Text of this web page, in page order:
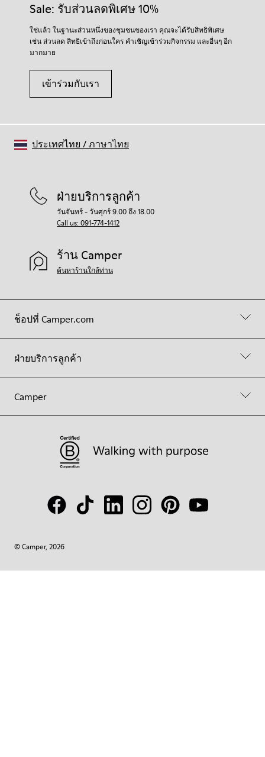
Sale: รับส่วนลดพิเศษ 10%
ใช่แล้ว ในฐานะส่วนหนึ่งของชุมชนของเรา คุณจะได้รับสิทธิพิเศษ
เช่น ส่วนลด สิทธิเข้าถึงก่อนใคร คำเชิญเข้าร่วมกิจกรรม และอื่นๆ อีก
มากมาย
เข้าร่วมกับเรา
ช็อปที่ Camper.com
ฝ่ายบริการลูกค้า
Camper
ฝ่ายบริการลูกค้า
วันจันทร์ - วันศุกร์ 9.00 ถึง 18.00
Call us: 091-774-1412
ร้าน Camper
ค้นหาร้านใกล้ท่าน
© Camper, 2026
ประเทศไทย /ภาษาไทย